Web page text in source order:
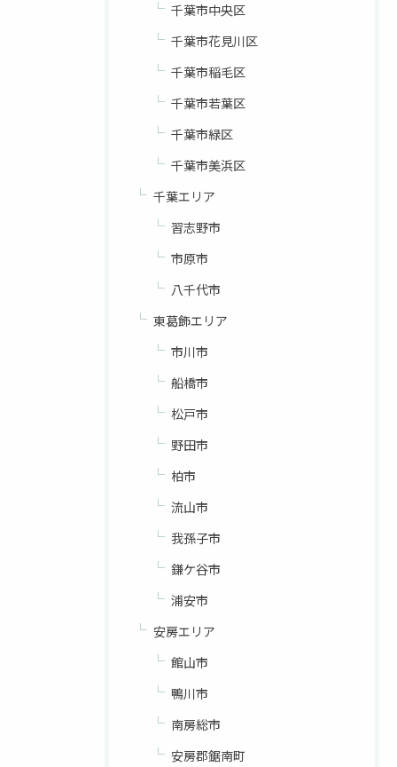
千葉市中央区
千葉市花見川区
千葉市稲毛区
千葉市若葉区
千葉市緑区
千葉市美浜区
千葉エリア
習志野市
市原市
八千代市
東葛飾エリア
市川市
船橋市
松戸市
野田市
柏市
流山市
我孫子市
鎌ケ谷市
浦安市
安房エリア
館山市
鴨川市
南房総市
安房郡鋸南町